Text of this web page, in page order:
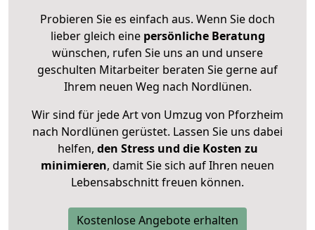
Probieren Sie es einfach aus. Wenn Sie doch
lieber gleich eine persönliche Beratung
wünschen, rufen Sie uns an und unsere
geschulten Mitarbeiter beraten Sie gerne auf
Ihrem neuen Weg nach Nordlünen.
Wir sind für jede Art von Umzug von Pforzheim
nach Nordlünen gerüstet. Lassen Sie uns dabei
helfen, den Stress und die Kosten zu
minimieren, damit Sie sich auf Ihren neuen
Lebensabschnitt freuen können.
Kostenlose Angebote erhalten